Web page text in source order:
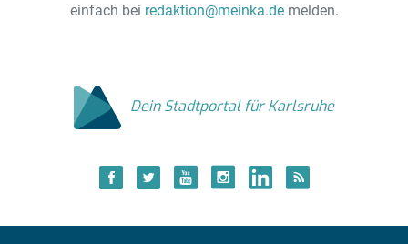
einfach bei redaktion@meinka.demelden.
Dein Stadtportal für Karlsruhe